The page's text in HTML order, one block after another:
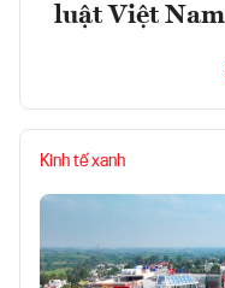
luật Việt
Kinh tế xanh